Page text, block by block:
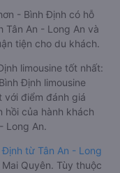
- Bình Định có hỗ
Tân An - Long An và
tiện cho du khách.
limousine tốt nhất:
Định limousine
với điểm đánh giá
của hành khách
Long An.
từ Tân An - Long
Quyên. Tùy thuộc